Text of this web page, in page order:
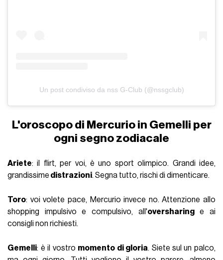
Un post condiviso da nss G-Club (@nssgclub)
L'oroscopo di Mercurio in Gemelli per
ogni segno zodiacale
Ariete: il flirt, per voi, è uno sport olimpico. Grandi idee,
grandissime distrazioni. Segna tutto, rischi di dimenticare.
Toro: voi volete pace, Mercurio invece no. Attenzione allo
shopping impulsivo e compulsivo, all'oversharinge ai
consigli non richiesti.
Gemelli: è il vostro momento di gloria. Siete sul un palco,